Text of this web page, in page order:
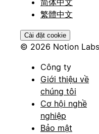
简体中文
繁體中文
Cài đặt cookie
© 2026 Notion
Công ty
Giới thiệu về
chúng tôi
Cơ hội nghề
nghiệp
Bảo mật